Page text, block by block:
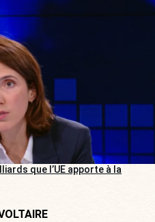
que l’UE apporte à la